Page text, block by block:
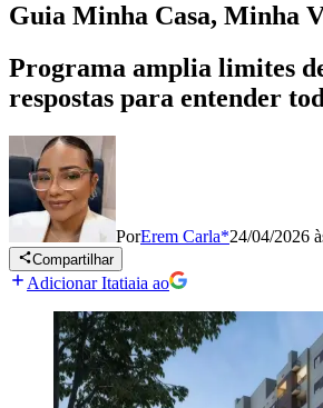
Guia Minha Casa, Minha
Programa amplia limites
respostas para entender
PorErem Carla*24/04/2026
Compartilhar
Adicionar Itatiaia ao